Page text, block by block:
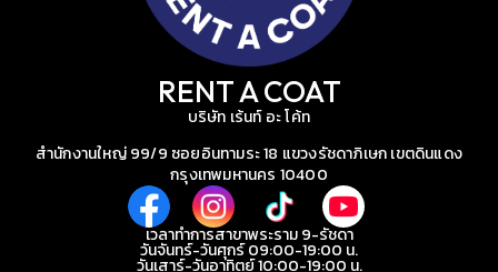
RENT A COAT
บริษัท เร้นท์ อะ โค้ท
สำนักงานใหญ่ 99/9 ซอยอินทามระ 18 แขวงรัชดาภิเษก เขตดินแดง
กรุงเทพมหานคร 10400
เวลาทำการสาขาพระราม 9-รัชดา
วันจันทร์-วันศุกร์ 09:00-19:00 น.
วันเสาร์-วันอาทิตย์ 10:00-19:00 น.